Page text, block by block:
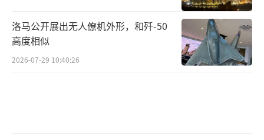
洛马公开展出无人僚机外形，和歼-50
高度相似
2026-07-29 10:40:26